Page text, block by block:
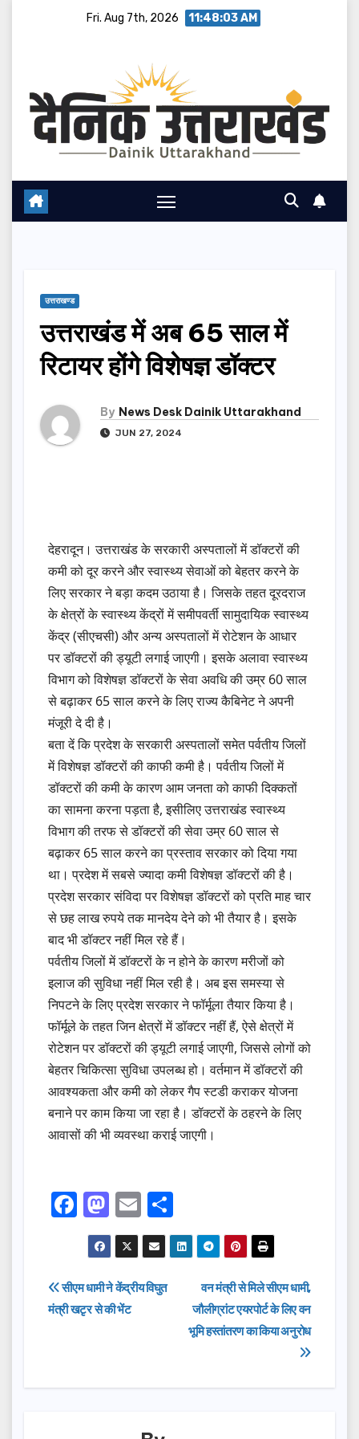
Fri. Aug 7th, 2026 11:48:03 AM
उत्तराखण्ड
उत्तराखंड में अब 65 साल में
रिटायर होंगे विशेषज्ञ डॉक्टर
By News Desk Dainik Uttarakhand
JUN 27, 2024
देहरादून। उत्तराखंड के सरकारी अस्पतालों में डॉक्टरों की
कमी को दूर करने और स्वास्थ्य सेवाओं को बेहतर करने के
लिए सरकार ने बड़ा कदम उठाया है। जिसके तहत दूरदराज
के क्षेत्रों के स्वास्थ्य केंद्रों में समीपवर्ती सामुदायिक स्वास्थ्य
केंद्र (सीएचसी) और अन्य अस्पतालों में रोटेशन के आधार
पर डॉक्टरों की ड्यूटी लगाई जाएगी। इसके अलावा स्वास्थ्य
विभाग को विशेषज्ञ डॉक्टरों के सेवा अवधि की उम्र 60 साल
से बढ़ाकर 65 साल करने के लिए राज्य कैबिनेट ने अपनी
मंजूरी दे दी है।
बता दें कि प्रदेश के सरकारी अस्पतालों समेत पर्वतीय जिलों
में विशेषज्ञ डॉक्टरों की काफी कमी है। पर्वतीय जिलों में
डॉक्टरों की कमी के कारण आम जनता को काफी दिक्कतों
का सामना करना पड़ता है, इसीलिए उत्तराखंड स्वास्थ्य
विभाग की तरफ से डॉक्टरों की सेवा उम्र 60 साल से
बढ़ाकर 65 साल करने का प्रस्ताव सरकार को दिया गया
था। प्रदेश में सबसे ज्यादा कमी विशेषज्ञ डॉक्टरों की है।
प्रदेश सरकार संविदा पर विशेषज्ञ डॉक्टरों को प्रति माह चार
से छह लाख रुपये तक मानदेय देने को भी तैयार है। इसके
बाद भी डॉक्टर नहीं मिल रहे हैं।
पर्वतीय जिलों में डॉक्टरों के न होने के कारण मरीजों को
इलाज की सुविधा नहीं मिल रही है। अब इस समस्या से
निपटने के लिए प्रदेश सरकार ने फॉर्मूला तैयार किया है।
फॉर्मूले के तहत जिन क्षेत्रों में डॉक्टर नहीं हैं, ऐसे क्षेत्रों में
रोटेशन पर डॉक्टरों की ड्यूटी लगाई जाएगी, जिससे लोगों को
बेहतर चिकित्सा सुविधा उपलब्ध हो। वर्तमान में डॉक्टरों की
आवश्यकता और कमी को लेकर गैप स्टडी कराकर योजना
बनाने पर काम किया जा रहा है। डॉक्टरों के ठहरने के लिए
आवासों की भी व्यवस्था कराई जाएगी।
F
a
c
e
b
k
M
a
st
o
d
E
m
ail
h
ar
Post
navigation
वन मंत्री से मिले सीएम धामी,
जौलीग्रांट एयरपोर्ट के लिए वन
भूमि हस्तांतरण का किया अनुरोध
सीएम धामी ने केंद्रीय विघुत
मंत्री खटृर से की भेंट